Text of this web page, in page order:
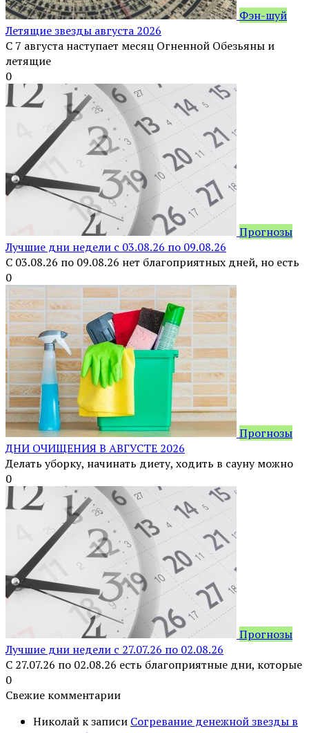
Фэн-шуй
Летящие звезды августа 2026
С 7 августа наступает месяц Огненной Обезьяны и
летящие
0
Прогнозы
Лучшие дни недели с 03.08.26 по 09.08.26
С 03.08.26 по 09.08.26 нет благоприятных дней, но есть
0
Прогнозы
ДНИ ОЧИЩЕНИЯ В АВГУСТЕ 2026
Делать уборку, начинать диету, ходить в сауну можно
0
Прогнозы
Лучшие дни недели с 27.07.26 по 02.08.26
С 27.07.26 по 02.08.26 есть благоприятные дни, которые
0
Свежие комментарии
Николай к записи Согревание денежной звезды в